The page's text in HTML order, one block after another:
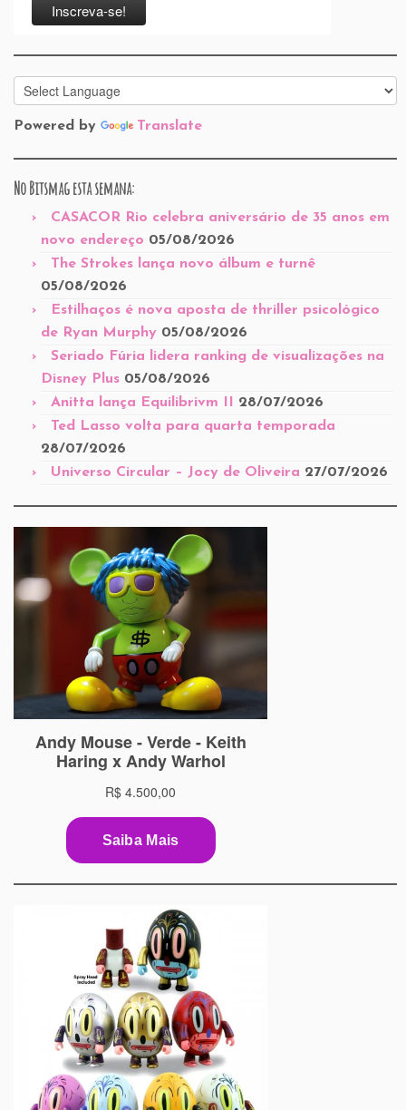
Powered by Translate
No Bitsmag esta semana:
CASACOR Rio celebra aniversário de 35 anos em
novo endereço 05/08/2026
The Strokes lança novo álbum e turnê
05/08/2026
Estilhaços é nova aposta de thriller psicológico
de Ryan Murphy 05/08/2026
Seriado Fúria lidera ranking de visualizações na
Disney Plus 05/08/2026
Anitta lança Equilibrivm II 28/07/2026
Ted Lasso volta para quarta temporada
28/07/2026
Universo Circular – Jocy de Oliveira 27/07/2026